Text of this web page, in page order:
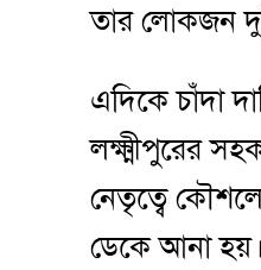
তার লোকজন
এদিকে চাঁদা
লক্ষ্মীপুরের
নেতৃত্বে
ডেকে আনা